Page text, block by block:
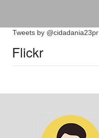
Tweets by @cidadania23pr
Flickr